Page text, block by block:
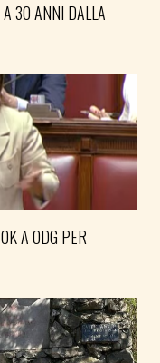
A 30 ANNI DALLA
A ODG PER